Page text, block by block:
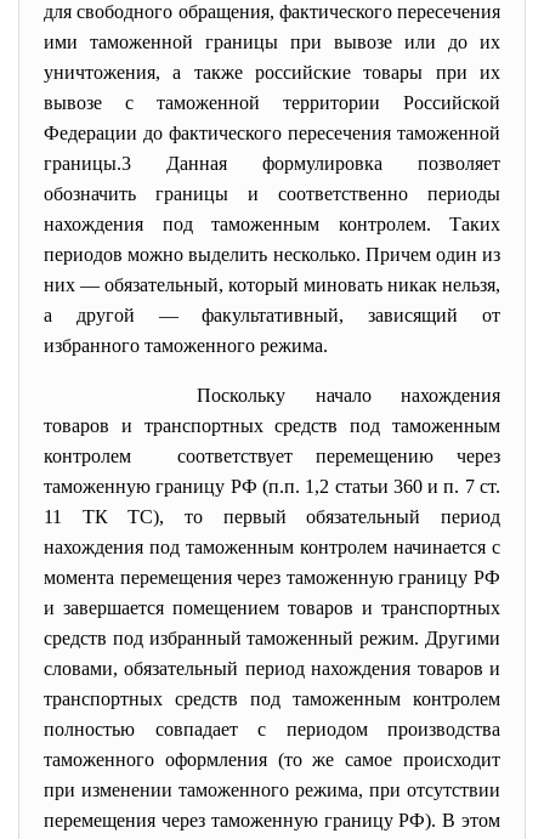
для свободного обращения, фактического пересечения
ими таможенной границы при вывозе или до их
уничтожения, а также российские товары при их
вывозе с таможенной территории Российской
Федерации до фактического пересечения таможенной
границы.3 Данная формулировка позволяет
обозначить границы и соответственно периоды
нахождения под таможенным контролем. Таких
периодов можно выделить несколько. Причем один из
них — обязательный, который миновать никак нельзя,
а другой — факультативный, зависящий от
избранного таможенного режима.
Поскольку начало нахождения
товаров и транспортных средств под таможенным
контролем соответствует перемещению через
таможенную границу РФ (п.п. 1,2 статьи 360 и п. 7 ст.
11 ТК ТС), то первый обязательный период
нахождения под таможенным контролем начинается с
момента перемещения через таможенную границу РФ
и завершается помещением товаров и транспортных
средств под избранный таможенный режим. Другими
словами, обязательный период нахождения товаров и
транспортных средств под таможенным контролем
полностью совпадает с периодом производства
таможенного оформления (то же самое происходит
при изменении таможенного режима, при отсутствии
перемещения через таможенную границу РФ). В этом